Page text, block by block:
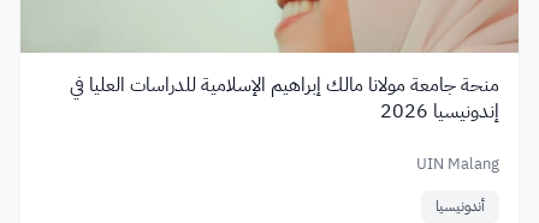
منحة جامعة مولانا مالك إبراهيم الإسلامية للدراسات العليا في
إندونيسيا 2026
UIN Malang
أندونيسيا